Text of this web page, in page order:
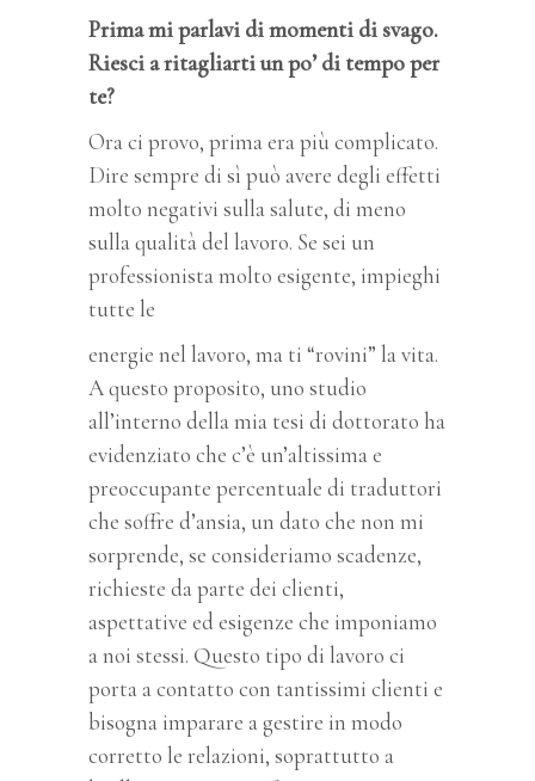
Prima mi parlavi di momenti di svago.
Riesci a ritagliarti un po’ di tempo per
te?
Ora ci provo, prima era più complicato.
Dire sempre di sì può avere degli effetti
molto negativi sulla salute, di meno
sulla qualità del lavoro. Se sei un
professionista molto esigente, impieghi
tutte le
energie nel lavoro, ma ti “rovini” la vita.
A questo proposito, uno studio
all’interno della mia tesi di dottorato ha
evidenziato che c’è un’altissima e
preoccupante percentuale di traduttori
che soffre d’ansia, un dato che non mi
sorprende, se consideriamo scadenze,
richieste da parte dei clienti,
aspettative ed esigenze che imponiamo
a noi stessi. Questo tipo di lavoro ci
porta a contatto con tantissimi clienti e
bisogna imparare a gestire in modo
corretto le relazioni, soprattutto a